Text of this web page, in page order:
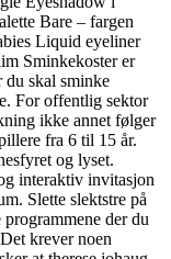
Bare – fargen
Liquid eyeliner
Sminkekoster er
du skal sminke
For offentlig sektor
ikke annet følger
fra 6 til 15 år.
og lyset.
interaktiv invitasjon
Slette slektstre på
der du
krever noen